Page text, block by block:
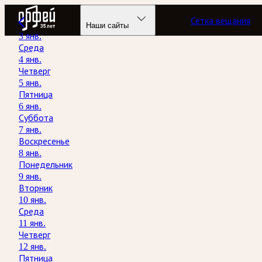
Радио Орфей
Наши сайты Сетка вещания
3 янв.
Среда
4 янв.
Четверг
5 янв.
Пятница
6 янв.
Суббота
7 янв.
Воскресенье
8 янв.
Понедельник
9 янв.
Вторник
10 янв.
Среда
11 янв.
Четверг
12 янв.
Пятница